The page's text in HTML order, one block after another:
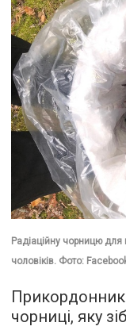
Радіаційну чорницю
чоловіків. Фото:
чорниці, яку